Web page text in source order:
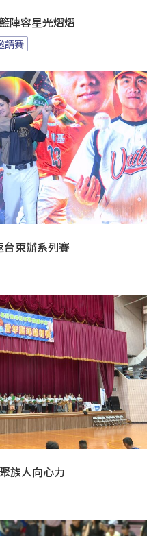
陣容星光熠熠
請賽
台東辦系列賽
族人向心力